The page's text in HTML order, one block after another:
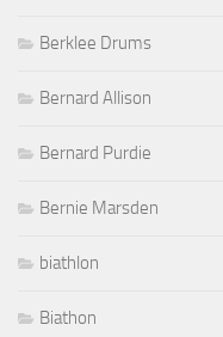
Berklee Drums
Bernard Allison
Bernard Purdie
Bernie Marsden
biathlon
Biathon